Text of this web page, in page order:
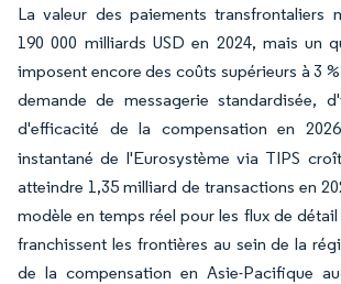
La valeur des paiements transfrontaliers
190 000 milliards USD en 2024, mais un
imposent encore des coûts supérieurs à 3
demande de messagerie standardisée,
d'efficacité de la compensation en 2026
instantané de l'Eurosystème via TIPS
atteindre 1,35 milliard de transactions en
modèle en temps réel pour les flux de
franchissent les frontières au sein de la
de la compensation en Asie-Pacifique